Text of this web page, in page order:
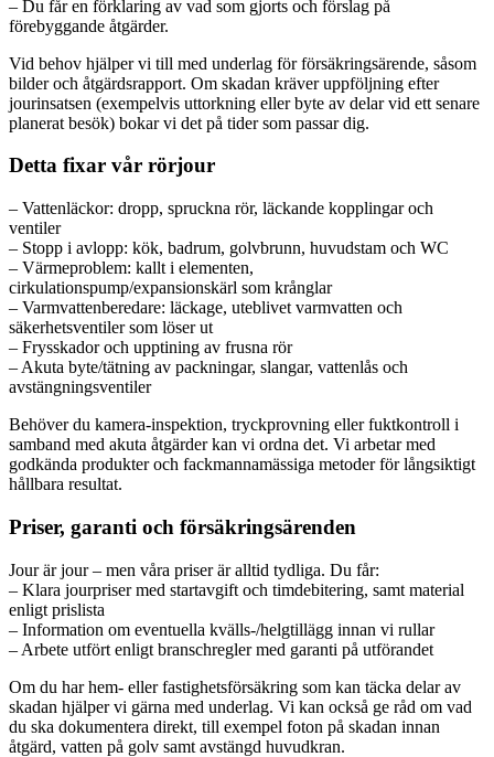
– Du får en förklaring av vad som gjorts och förslag på
förebyggande åtgärder.
Vid behov hjälper vi till med underlag för försäkringsärende, såsom
bilder och åtgärdsrapport. Om skadan kräver uppföljning efter
jourinsatsen (exempelvis uttorkning eller byte av delar vid ett senare
planerat besök) bokar vi det på tider som passar dig.
Detta fixar vår rörjour
– Vattenläckor: dropp, spruckna rör, läckande kopplingar och
ventiler
– Stopp i avlopp: kök, badrum, golvbrunn, huvudstam och WC
– Värmeproblem: kallt i elementen,
cirkulationspump/expansionskärl som krånglar
– Varmvattenberedare: läckage, uteblivet varmvatten och
säkerhetsventiler som löser ut
– Frysskador och upptining av frusna rör
– Akuta byte/tätning av packningar, slangar, vattenlås och
avstängningsventiler
Behöver du kamera-inspektion, tryckprovning eller fuktkontroll i
samband med akuta åtgärder kan vi ordna det. Vi arbetar med
godkända produkter och fackmannamässiga metoder för långsiktigt
hållbara resultat.
Priser, garanti och försäkringsärenden
Jour är jour – men våra priser är alltid tydliga. Du får:
– Klara jourpriser med startavgift och timdebitering, samt material
enligt prislista
– Information om eventuella kvälls-/helgtillägg innan vi rullar
– Arbete utfört enligt branschregler med garanti på utförandet
Om du har hem- eller fastighetsförsäkring som kan täcka delar av
skadan hjälper vi gärna med underlag. Vi kan också ge råd om vad
du ska dokumentera direkt, till exempel foton på skadan innan
åtgärd, vatten på golv samt avstängd huvudkran.